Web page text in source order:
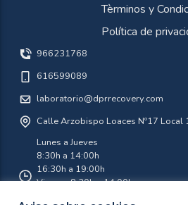
Tèrminos y
Política de
966231768
616599089
laboratorio@dprrecovery.com
Calle Arzobispo Loaces Nº17
Lunes a Jueves
8:30h a 14:00h
16:30h a 19:00h
Viernes 8:30h a 14:00h